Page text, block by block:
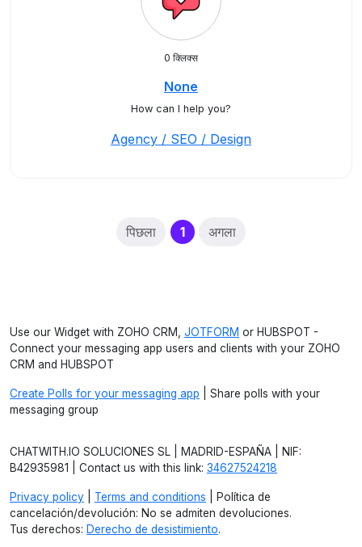
0 क्लिक्स
None
How can I help you?
Agency / SEO / Design
पिछला 1(current)
अगला
Use our Widget with ZOHO CRM, JOTFORM or HUBSPOT -
Connect your messaging app users and clients with your ZOHO
CRM and HUBSPOT
Create Polls for your messaging app | Share polls with your
messaging group
CHATWITH.IO SOLUCIONES SL | MADRID-ESPAÑA | NIF:
B42935981 | Contact us with this link: 34627524218
Privacy policy Terms and conditions | Política de
cancelación/devolución: No se admiten devoluciones.
Tus derechos: Derecho de desistimiento.